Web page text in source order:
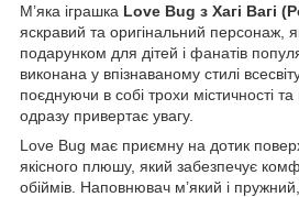
М’яка іграшка Love Bug з Хагі Вагі
яскравий та оригінальний персонаж,
подарунком для дітей і фанатів
виконана у впізнаваному стилі
поєднуючи в собі трохи містичності
одразу привертає увагу.
Love Bug має приємну на дотик
якісного плюшу, який забезпечує
обіймів. Наповнювач м’який і